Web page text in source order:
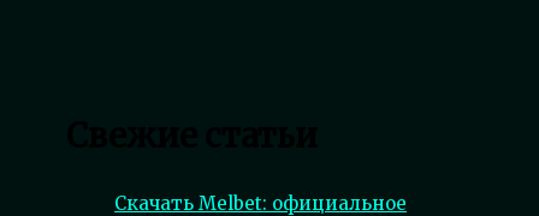
Скачать Melbet: официальное